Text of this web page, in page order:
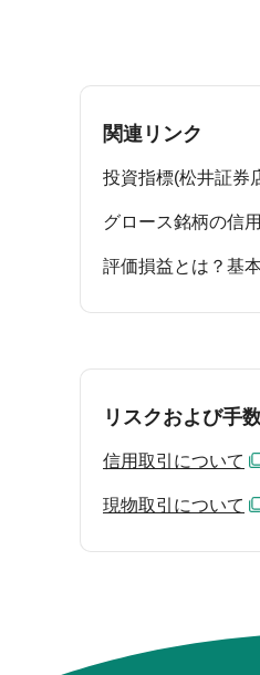
関連リンク
投資指標(松井証券
グロース銘柄の信
評価損益とは？基
リスクおよび手
信用取引について
現物取引について